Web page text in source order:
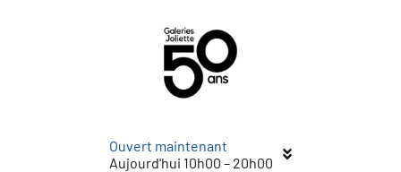
Ouvert maintenant
Aujourd'hui 10h00 – 20h00